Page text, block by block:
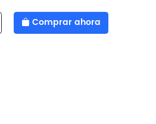
Comprar ahora